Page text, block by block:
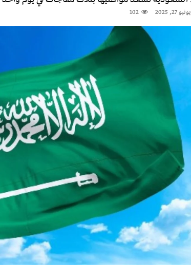
يمني يعتلي المنبر ويخطف الأنظار بخطبة بليغة عقب تأخر الخطيب فييونيو 27, 2025 102